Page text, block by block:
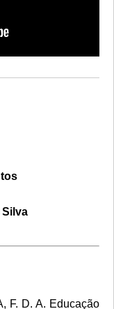
Silva
F. D. A. Educação